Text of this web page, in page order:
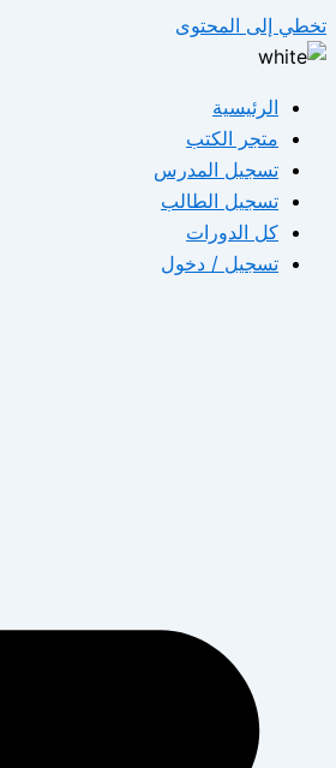
تخطي إلى المحتوى
الرئيسية
متجر الكتب
تسجيل المدرس
تسجيل الطالب
كل الدورات
تسجيل / دخول